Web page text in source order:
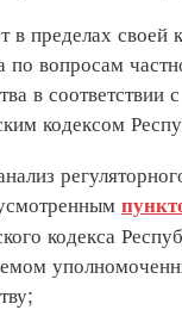
пределах своей
по вопросам
в соответствии с
кодексом
кодекса